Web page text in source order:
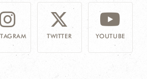
TWITTER YOUTUBE